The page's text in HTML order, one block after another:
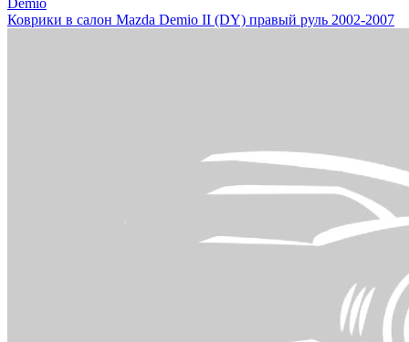
Коврики в салон Mazda Demio II (DY) правый руль 2002-2007